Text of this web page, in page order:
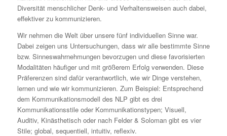
Diversität menschlicher Denk- und Verhaltensweisen auch dabei,
effektiver zu kommunizieren.
Wir nehmen die Welt über unsere fünf individuellen Sinne war.
Dabei zeigen uns Untersuchungen, dass wir alle bestimmte Sinne
bzw. Sinneswahrnehmungen bevorzugen und diese favorisierten
Modalitäten häufiger und mit größerem Erfolg verwenden. Diese
Präferenzen sind dafür verantwortlich, wie wir Dinge verstehen,
lernen und wie wir kommunizieren. Zum Beispiel: Entsprechend
dem Kommunikationsmodell des NLP gibt es drei
Kommunikationsstile oder Kommunikationstypen; Visuell,
Auditiv, Kinästhetisch oder nach Felder & Soloman gibt es vier
Stile; global, sequentiell, intuitiv, reflexiv.